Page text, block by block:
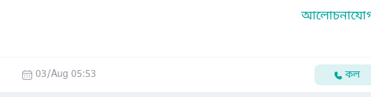
03/Aug 05:53 কল